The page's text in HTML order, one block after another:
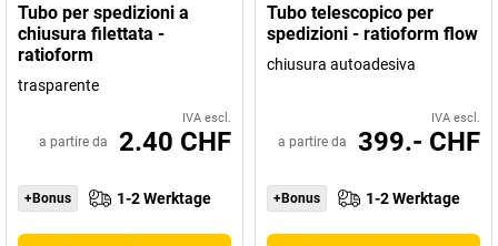
Tubo per spedizioni a
chiusura filettata -
ratioform
trasparente
IVA escl.
a partire da 2.40 CHF
+Bonus 1-2 Werktage
Tubo telescopico per
spedizioni - ratioform flow
chiusura autoadesiva
IVA escl.
a partire da 399.- CHF
+Bonus 1-2 Werktage